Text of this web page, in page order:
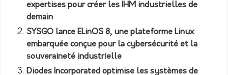
expertises pour créer les IHM industrielles de
demain
SYSGO lance ELinOS 8, une plateforme Linux
embarquée conçue pour la cybersécurité et la
souveraineté industrielle
Diodes Incorporated optimise les systèmes de